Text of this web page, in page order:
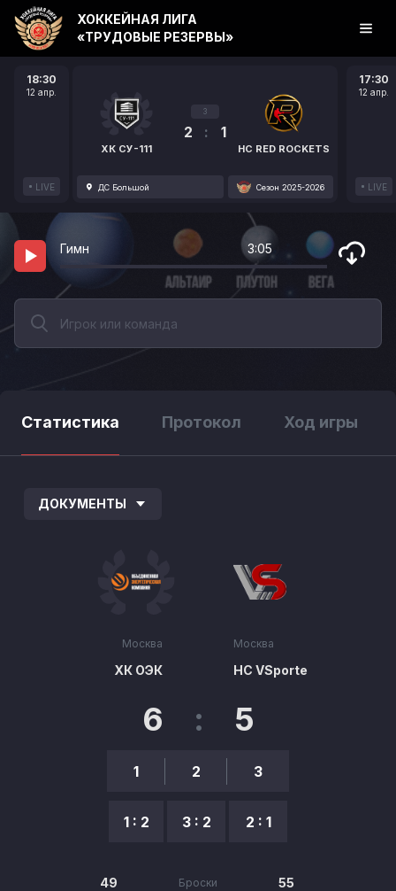
18:30
12 апр.
LIVE
ХК СУ-111
3
2 : 1
HC RED ROCKETS
ДС Большой Сезон 2025-2026
17:30
12 апр.
LIVE
ХОККЕЙНАЯ ЛИГА
«ТРУДОВЫЕ РЕЗЕРВЫ»
Гимн 3:05
Статистика Протокол Ход игры
ДОКУМЕНТЫ
Москва
ХК ОЭК
6 : 5
1
1 : 2
2
3 : 2
3
2 : 1
Москва
HC VSporte
49 Броски 55